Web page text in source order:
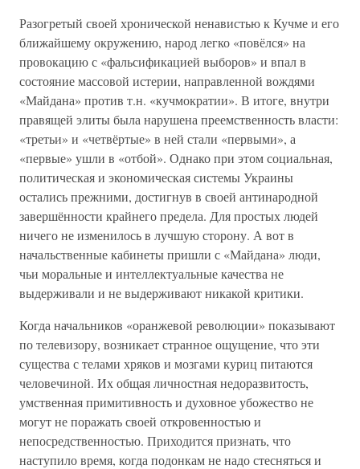
Разогретый своей хронической ненавистью к Кучме и его
ближайшему окружению, народ легко «повёлся» на
провокацию с «фальсификацией выборов» и впал в
состояние массовой истерии, направленной вождями
«Майдана» против т.н. «кучмократии». В итоге, внутри
правящей элиты была нарушена преемственность власти:
«третьи» и «четвёртые» в ней стали «первыми», а
«первые» ушли в «отбой». Однако при этом социальная,
политическая и экономическая системы Украины
остались прежними, достигнув в своей антинародной
завершённости крайнего предела. Для простых людей
ничего не изменилось в лучшую сторону. А вот в
начальственные кабинеты пришли с «Майдана» люди,
чьи моральные и интеллектуальные качества не
выдерживали и не выдерживают никакой критики.
Когда начальников «оранжевой революции» показывают
по телевизору, возникает странное ощущение, что эти
существа с телами хряков и мозгами куриц питаются
человечиной. Их общая личностная недоразвитость,
умственная примитивность и духовное убожество не
могут не поражать своей откровенностью и
непосредственностью. Приходится признать, что
наступило время, когда подонкам не надо стесняться и